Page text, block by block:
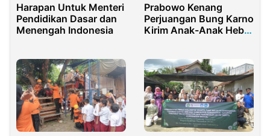
Harapan Untuk Menteri
Pendidikan Dasar dan
Menengah Indonesia
Prabowo Kenang
Perjuangan Bung Karno
Kirim Anak-Anak Hebat